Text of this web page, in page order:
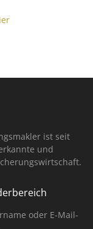
ist seit
und
oder E-Mail-